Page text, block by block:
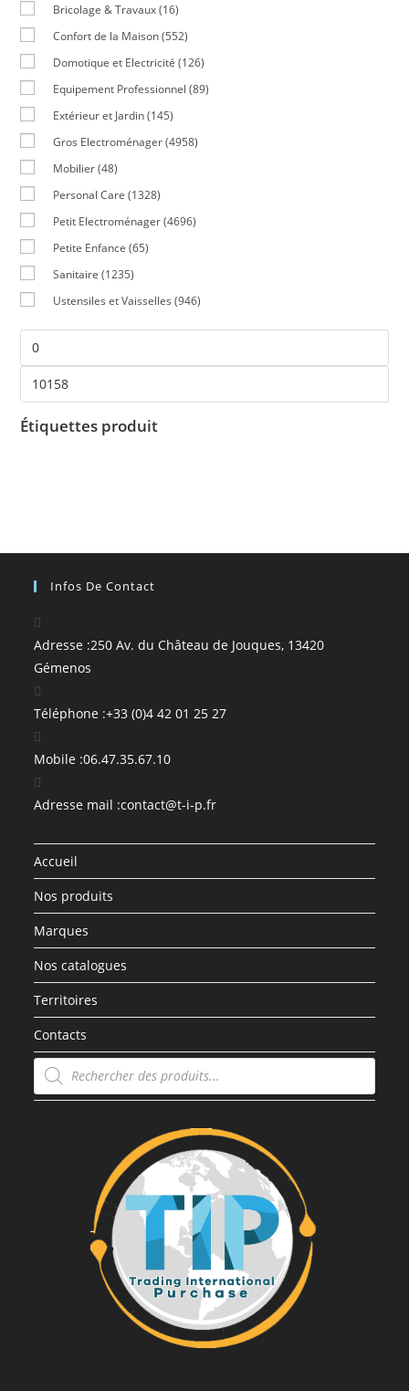
Bricolage & Travaux (16)
Confort de la Maison (552)
Domotique et Electricité (126)
Equipement Professionnel (89)
Extérieur et Jardin (145)
Gros Electroménager (4958)
Mobilier (48)
Personal Care (1328)
Petit Electroménager (4696)
Petite Enfance (65)
Sanitaire (1235)
Ustensiles et Vaisselles (946)
Étiquettes produit
Infos De Contact
Adresse :250 Av. du Château de Jouques, 13420
Gémenos
Téléphone :+33 (0)4 42 01 25 27
Mobile :06.47.35.67.10
Adresse mail :contact@t-i-p.fr
Accueil
Nos produits
Marques
Nos catalogues
Territoires
Contacts
Recherche
de
produits